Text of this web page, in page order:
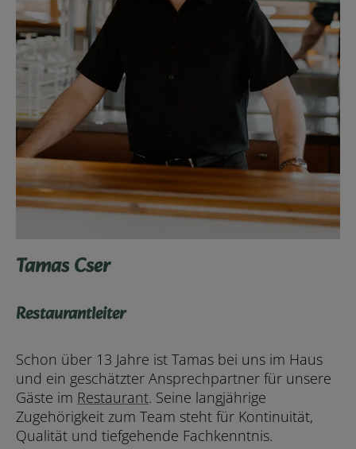
Tamas Cser
Restaurantleiter
Schon über 13 Jahre ist Tamas bei uns im Haus
und ein geschätzter Ansprechpartner für unsere
Gäste im Restaurant. Seine langjährige
Zugehörigkeit zum Team steht für Kontinuität,
Qualität und tiefgehende Fachkenntnis.